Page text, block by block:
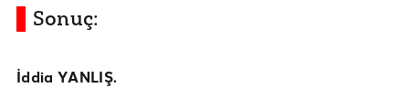
Sonuç:
İddia YANLIŞ.